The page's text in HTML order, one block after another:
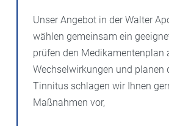
Unser Angebot in der Walter
wählen gemeinsam ein
prüfen den Medikamentenplan
Wechselwirkungen und planen
Tinnitus schlagen wir Ihnen
Maßnahmen vor,